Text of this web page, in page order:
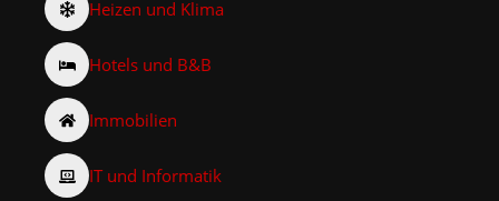
Heizen und Klima
Hotels und B&B
Immobilien
IT und Informatik